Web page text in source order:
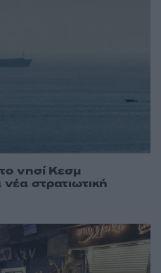
νησί Κεσμ
στρατιωτική